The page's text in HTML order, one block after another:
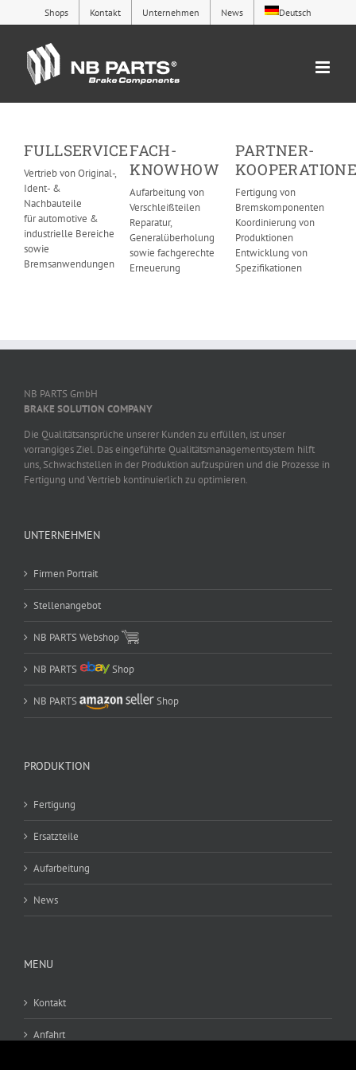
Inhalt
Shops Kontakt Unternehmen News Deutsch
FULLSERVICE
Vertrieb von Original-,
Ident- &
Nachbauteile
für automotive &
industrielle Bereiche
sowie
Bremsanwendungen
FACH-
KNOWHOW
Aufarbeitung von
Verschleißteilen
Reparatur,
Generalüberholung
sowie fachgerechte
Erneuerung
PARTNER-
Fertigung von
Bremskomponenten
Koordinierung von
Produktionen
Entwicklung von
Spezifikationen
NB PARTS GmbH
BRAKE SOLUTION COMPANY
Die Qualitätsansprüche unserer Kunden zu erfüllen, ist unser
vorrangiges Ziel. Das eingeführte Qualitätsmanagementsystem hilft
uns, Schwachstellen in der Produktion aufzuspüren und die Prozesse in
Fertigung und Vertrieb kontinuierlich zu optimieren.
UNTERNEHMEN
Firmen Portrait
Stellenangebot
NB PARTS Webshop
NB PARTS Shop
NB PARTS Shop
PRODUKTION
Fertigung
Ersatzteile
Aufarbeitung
News
MENU
Kontakt
Anfahrt